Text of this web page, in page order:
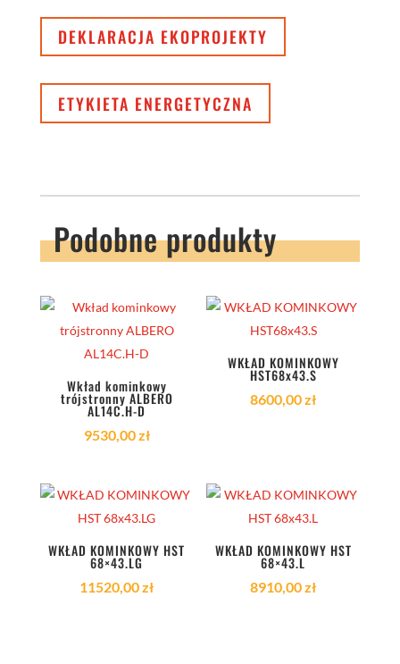
DEKLARACJA EKOPROJEKTY
ETYKIETA ENERGETYCZNA
Podobne produkty
Wkład kominkowy
trójstronny ALBERO
AL14C.H-D
9530,00zł
WKŁAD KOMINKOWY
HST68x43.S
8600,00zł
WKŁAD KOMINKOWY HST
68×43.LG
11520,00zł
WKŁAD KOMINKOWY HST
68×43.L
8910,00zł